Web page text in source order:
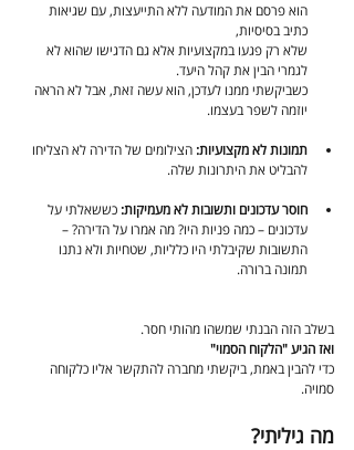
הוא פרסם את המודעה ללא התייעצות, עם שגיאות
כתיב בסיסיות,
שלא רק פגעו במקצועיות אלא גם הדגישו שהוא לא
לגמרי הבין את קהל היעד.
כשביקשתי ממנו לעדכן, הוא עשה זאת, אבל לא הראה
יוזמה לשפר בעצמו.
תמונות לא מקצועיות: הצילומים של הדירה לא הצליחו
להבליט את היתרונות שלה.
חוסר עדכונים ותשובות לא מעמיקות: כששאלתי על
עדכונים – כמה פניות היו? מה אמרו על הדירה? –
התשובות שקיבלתי היו כלליות, שטחיות ולא נתנו
תמונה ברורה.
בשלב הזה הבנתי שמשהו מהותי חסר.
ואז הגיע "הלקוח הסמוי"
כדי להבין באמת, ביקשתי מחברה להתקשר אליו כלקוחה
סמויה.
מה גיליתי?